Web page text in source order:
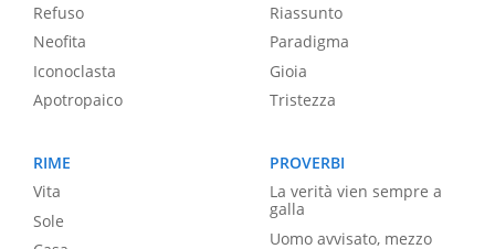
Refuso
Neofita
Iconoclasta
Apotropaico
Riassunto
Paradigma
Gioia
Tristezza
RIME
Vita
Sole
PROVERBI
La verità vien sempre a
galla
Uomo avvisato, mezzo